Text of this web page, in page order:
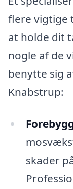
flere vigtige
at holde dit
nogle af de
benytte sig
Knabstrup:
skader